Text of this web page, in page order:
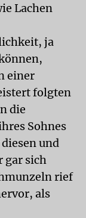
Lachen
ja
einer
folgten
die
Sohnes
und
gar sich
rief
als